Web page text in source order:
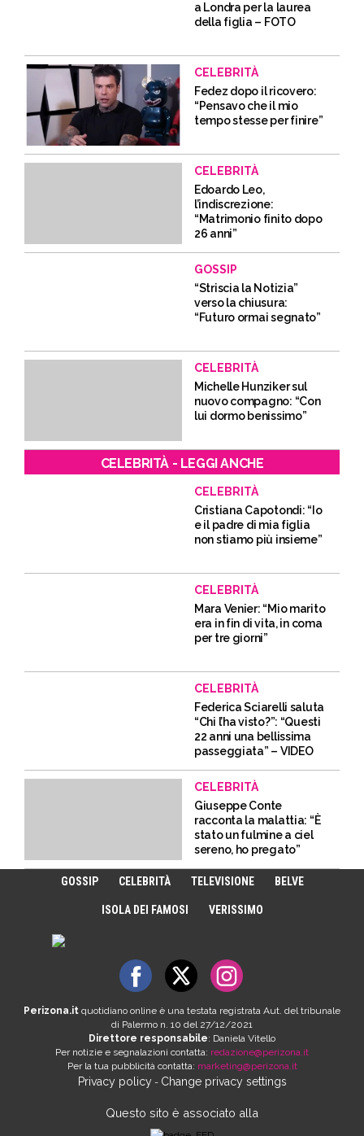
a Londra per la laurea
della figlia – FOTO
CELEBRITÀ
Fedez dopo il ricovero:
“Pensavo che il mio
tempo stesse per finire”
CELEBRITÀ
Edoardo Leo,
l’indiscrezione:
“Matrimonio finito dopo
26 anni”
GOSSIP
“Striscia la Notizia”
verso la chiusura:
“Futuro ormai segnato”
CELEBRITÀ
Michelle Hunziker sul
nuovo compagno: “Con
lui dormo benissimo”
CELEBRITÀ - LEGGI ANCHE
CELEBRITÀ
Cristiana Capotondi: “Io
e il padre di mia figlia
non stiamo più insieme”
CELEBRITÀ
Mara Venier: “Mio marito
era in fin di vita, in coma
per tre giorni”
CELEBRITÀ
Federica Sciarelli saluta
“Chi l’ha visto?”: “Questi
22 anni una bellissima
passeggiata” – VIDEO
CELEBRITÀ
Giuseppe Conte
racconta la malattia: “È
stato un fulmine a ciel
sereno, ho pregato”
GOSSIP CELEBRITÀ TELEVISIONE BELVE
ISOLA DEI FAMOSI VERISSIMO
Perizona.it quotidiano online è una testata registrata Aut. del tribunale
di Palermo n. 10 del 27/12/2021
Direttore responsabile: Daniela Vitello
Per notizie e segnalazioni contatta: redazione@perizona.it
Per la tua pubblicità contatta: marketing@perizona.it
Privacy policy- Change privacy settings
Questo sito è associato alla